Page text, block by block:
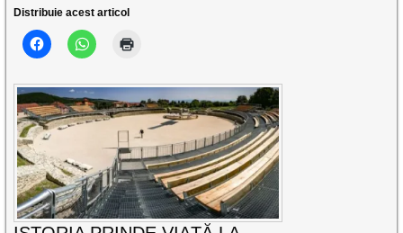
Distribuie acest articol